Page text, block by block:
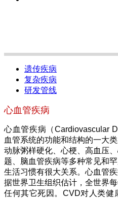
遗传疾病
复杂疾病
研发管线
心血管疾病
心血管疾病（Cardiovascular
血管系统的功能和结构的一大
动脉粥样硬化、心梗、高血压
题、脑血管疾病等多种常见和
生活习惯有很大关系。心血管
据世界卫生组织估计，全世界
任何其它死因。CVD对人类健